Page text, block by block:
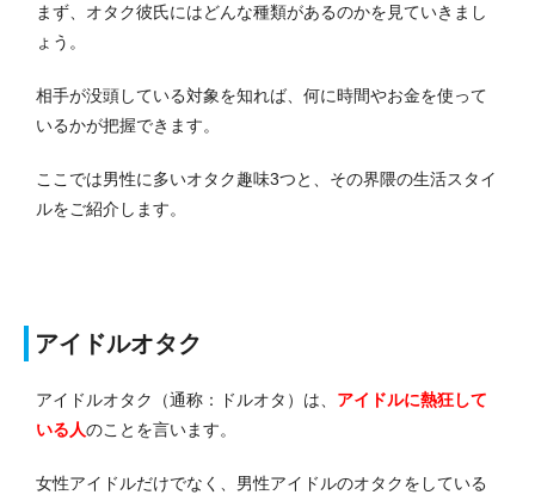
まず、オタク彼氏にはどんな種類があるのかを見ていきまし
ょう。
相手が没頭している対象を知れば、何に時間やお金を使って
いるかが把握できます。
ここでは男性に多いオタク趣味3つと、その界隈の生活スタイ
ルをご紹介します。
アイドルオタク
アイドルオタク（通称：ドルオタ）は、 アイドルに熱狂して
いる人のことを言います。
女性アイドルだけでなく、男性アイドルのオタクをしている